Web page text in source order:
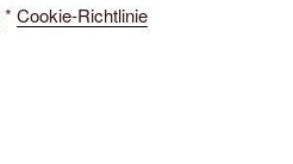
* Cookie-Richtlinie